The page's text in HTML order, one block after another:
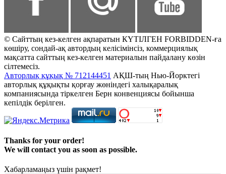
© Сайттың кез-келген ақпаратын КҮТІЛГЕН FORBIDDEN-ға
көшіру, сондай-ақ автордың келісімінсіз, коммерциялық
мақсатта сайттың кез-келген материалын пайдалану көзін
сілтемесіз.
Авторлық құқық № 712144451 АҚШ-тың Нью-Йорктегі
авторлық құқықты қорғау жөніндегі халықаралық
компаниясында тіркелген Берн конвенциясы бойынша
кепілдік берілген.
Thanks for your order!
We will contact you as soon as possible.
Хабарламаңыз үшін рақмет!